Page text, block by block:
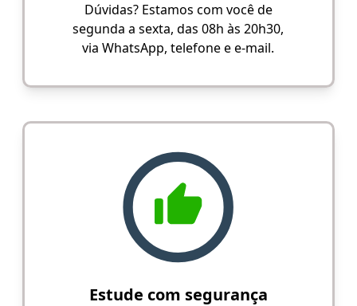
Dúvidas? Estamos com você de
segunda a sexta, das 08h às 20h30,
via WhatsApp, telefone e e-mail.
Estude com segurança